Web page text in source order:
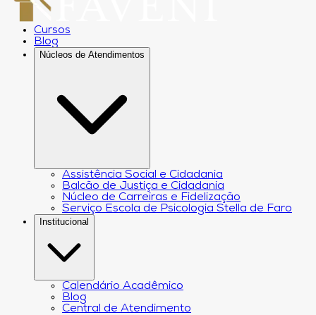
Cursos
Blog
Núcleos de Atendimentos
Assistência Social e Cidadania
Balcão de Justiça e Cidadania
Núcleo de Carreiras e Fidelização
Serviço Escola de Psicologia Stella de Faro
Institucional
Calendário Acadêmico
Blog
Central de Atendimento